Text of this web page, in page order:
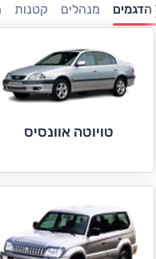
הדגמים מנהלים קטנות
טויוטה אוונסיס